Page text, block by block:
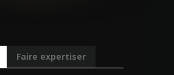
Faire expertiser